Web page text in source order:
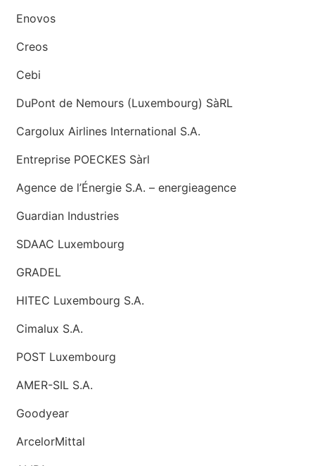
Enovos
Creos
Cebi
DuPont de Nemours (Luxembourg) SàRL
Cargolux Airlines International S.A.
Entreprise POECKES Sàrl
Agence de l’Énergie S.A. – energieagence
Guardian Industries
SDAAC Luxembourg
GRADEL
HITEC Luxembourg S.A.
Cimalux S.A.
POST Luxembourg
AMER-SIL S.A.
Goodyear
ArcelorMittal